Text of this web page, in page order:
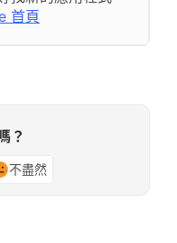
首頁
？
不盡然